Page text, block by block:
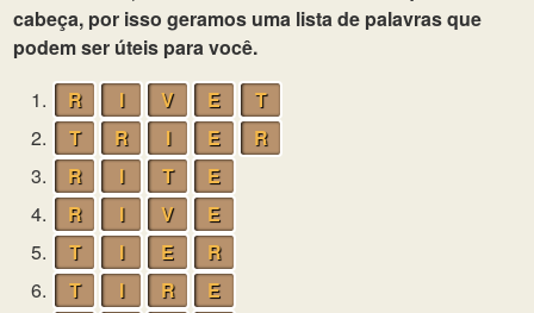
as
letras
do
quebra-
cabeça:
cabeça, por isso geramos uma lista de palavras que
podem ser úteis para você.
1.
R I V E
T
2.
T R I E
R
3.
R I T
E
4.
R I V
E
5.
T I E
R
6.
T I R
E